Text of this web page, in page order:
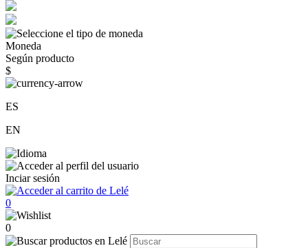
Moneda
Según producto
$
ES
EN
Inciar sesión
0
0